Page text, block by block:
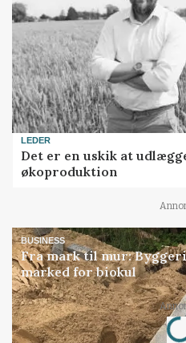
LEDER
Det er en uskik at
økoproduktion
BUSINESS
Fra mark til mur:
marked for biokul